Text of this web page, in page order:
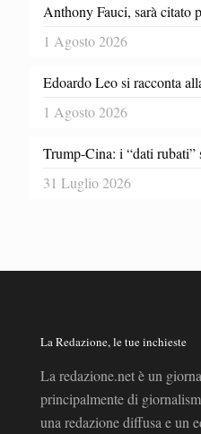
Anthony Fauci, sarà citato
1 Agosto 2026
Edoardo Leo si racconta
1 Agosto 2026
Trump-Cina: i “dati rubati”
31 Luglio 2026
La Redazione, le tue inchieste
La redazione.net è un
principalmente di
una redazione diffusa e un